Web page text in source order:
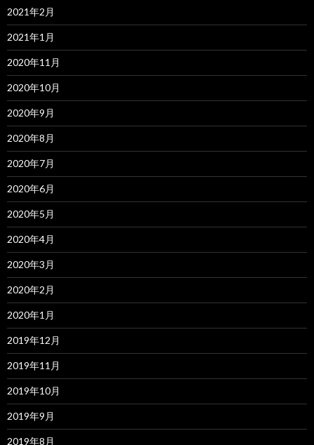
2021年2月
2021年1月
2020年11月
2020年10月
2020年9月
2020年8月
2020年7月
2020年6月
2020年5月
2020年4月
2020年3月
2020年2月
2020年1月
2019年12月
2019年11月
2019年10月
2019年9月
2019年8月